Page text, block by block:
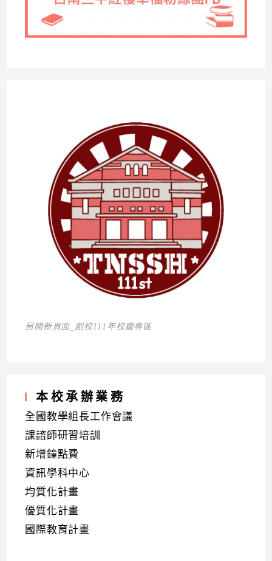
另開新頁面_創校111年校慶專區
本校承辦業務
全國教學組長工作會議
課諮師研習培訓
新增鐘點費
資訊學科中心
均質化計畫
優質化計畫
國際教育計畫